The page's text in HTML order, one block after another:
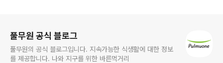
풀무원 공식 블로그
풀무원의 공식 블로그입니다. 지속가능한 식생활에 대한 정보
를 제공합니다. 나와 지구를 위한 바른먹거리